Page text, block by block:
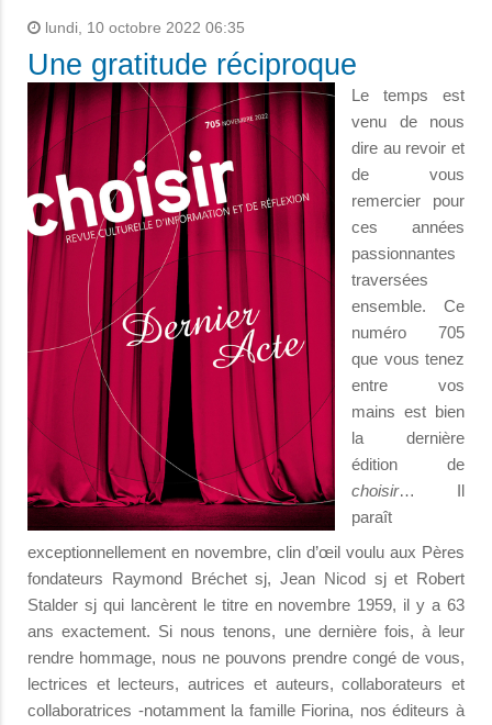
lundi, 10 octobre 2022 06:35
Une gratitude réciproque
Le temps est
venu de nous
dire au revoir et
de vous
remercier pour
ces années
passionnantes
traversées
ensemble. Ce
numéro 705
que vous tenez
entre vos
mains est bien
la dernière
édition de
choisir… Il
paraît
exceptionnellement en novembre, clin d’œil voulu aux Pères
fondateurs Raymond Bréchet sj, Jean Nicod sj et Robert
Stalder sj qui lancèrent le titre en novembre 1959, il y a 63
ans exactement. Si nous tenons, une dernière fois, à leur
rendre hommage, nous ne pouvons prendre congé de vous,
lectrices et lecteurs, autrices et auteurs, collaborateurs et
collaboratrices -notamment la famille Fiorina, nos éditeurs à